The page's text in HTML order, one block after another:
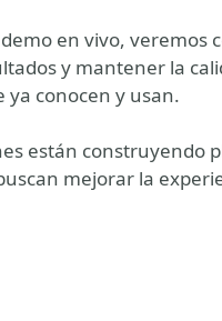
en vivo, veremos
y mantener la
conocen y usan.
están construyendo
mejorar la